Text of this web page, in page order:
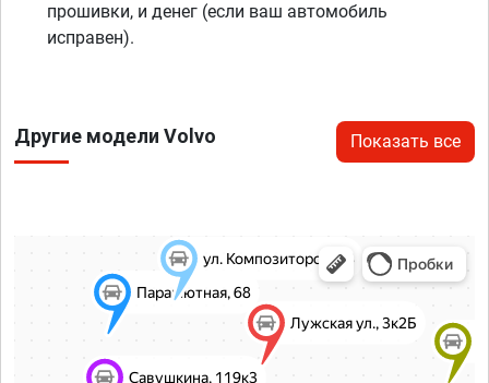
прошивки, и денег (если ваш автомобиль
исправен).
Другие модели Volvo Показать все